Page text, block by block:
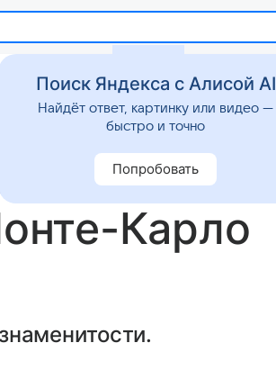
Дом Гороскопы Стиль жизни
отметил
Карло
Поиск Яндекса с Алисой AI
Найдёт ответ, картинку или видео —
быстро и точно
Попробовать